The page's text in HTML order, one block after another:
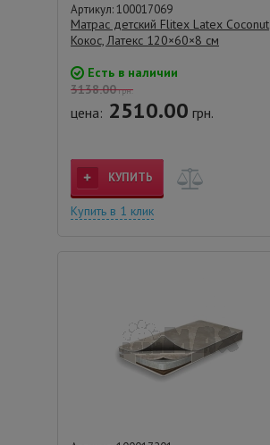
Артикул: 100017069
Матрас детский Flitex Latex Coconut
Кокос, Латекс 120×60×8 см
Есть в наличии
3138.00грн.
цена: 2510.00 грн.
КУПИТЬ
Купить в 1 клик